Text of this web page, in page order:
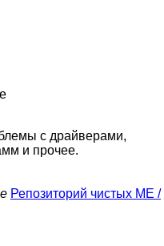
с драйверами,
и прочее.
Репозиторий чистых ME /